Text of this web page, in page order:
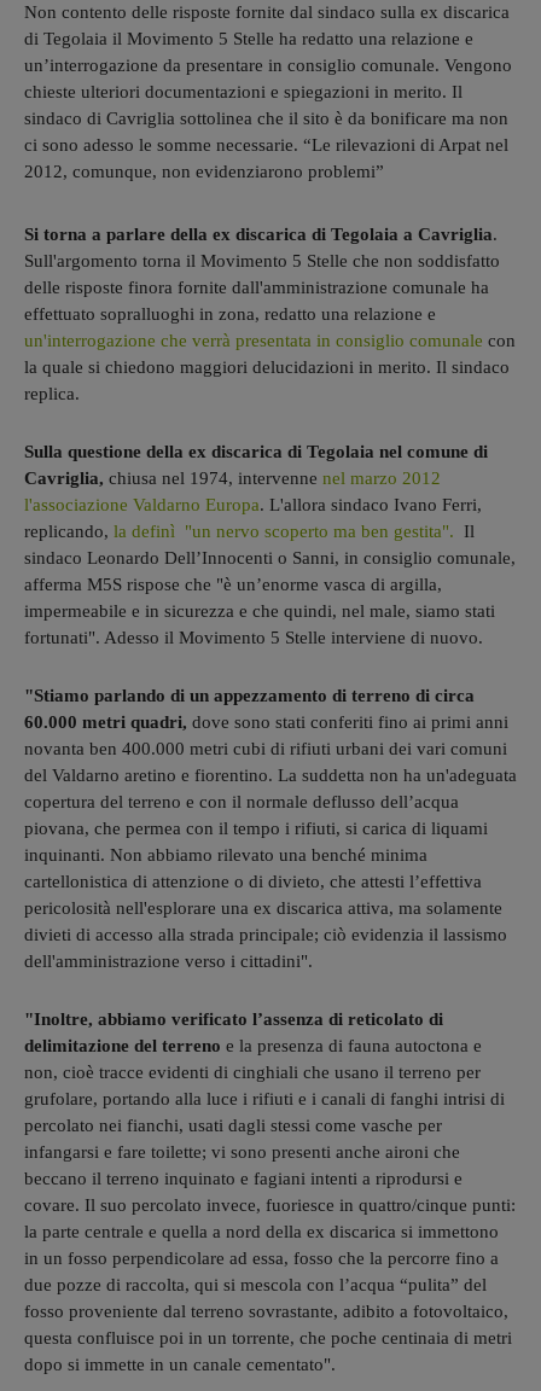
Non contento delle risposte fornite dal sindaco sulla ex discarica
di Tegolaia il Movimento 5 Stelle ha redatto una relazione e
un’interrogazione da presentare in consiglio comunale. Vengono
chieste ulteriori documentazioni e spiegazioni in merito. Il
sindaco di Cavriglia sottolinea che il sito è da bonificare ma non
ci sono adesso le somme necessarie. “Le rilevazioni di Arpat nel
2012, comunque, non evidenziarono problemi”
Si torna a parlare della ex discarica di Tegolaia a Cavriglia.
Sull'argomento torna il Movimento 5 Stelle che non soddisfatto
delle risposte finora fornite dall'amministrazione comunale ha
effettuato sopralluoghi in zona, redatto una relazione e
un'interrogazione che verrà presentata in consiglio comunale con
la quale si chiedono maggiori delucidazioni in merito. Il sindaco
replica.
Sulla questione della ex discarica di Tegolaia nel comune di
Cavriglia, chiusa nel 1974, intervenne nel marzo 2012
l'associazione Valdarno Europa. L'allora sindaco Ivano Ferri,
replicando, la definì "un nervo scoperto ma ben gestita".
Il
sindaco Leonardo Dell’Innocenti o Sanni, in consiglio comunale,
afferma M5S rispose che "è un’enorme vasca di argilla,
impermeabile e in sicurezza e che quindi, nel male, siamo stati
fortunati". Adesso il Movimento 5 Stelle interviene di nuovo.
"Stiamo parlando di un appezzamento di terreno di circa
60.000 metri quadri, dove sono stati conferiti fino ai primi anni
novanta ben 400.000 metri cubi di rifiuti urbani dei vari comuni
del Valdarno aretino e fiorentino. La suddetta non ha un'adeguata
copertura del terreno e con il normale deflusso dell’acqua
piovana, che permea con il tempo i rifiuti, si carica di liquami
inquinanti. Non abbiamo rilevato una benché minima
cartellonistica di attenzione o di divieto, che attesti l’effettiva
pericolosità nell'esplorare una ex discarica attiva, ma solamente
divieti di accesso alla strada principale; ciò evidenzia il lassismo
dell'amministrazione verso i cittadini".
"Inoltre, abbiamo verificato l’assenza di reticolato di
delimitazione del terreno e la presenza di fauna autoctona e
non, cioè tracce evidenti di cinghiali che usano il terreno per
grufolare, portando alla luce i rifiuti e i canali di fanghi intrisi di
percolato nei fianchi, usati dagli stessi come vasche per
infangarsi e fare toilette; vi sono presenti anche aironi che
beccano il terreno inquinato e fagiani intenti a riprodursi e
covare. Il suo percolato invece, fuoriesce in quattro/cinque punti:
la parte centrale e quella a nord della ex discarica si immettono
in un fosso perpendicolare ad essa, fosso che la percorre fino a
due pozze di raccolta, qui si mescola con l’acqua “pulita” del
fosso proveniente dal terreno sovrastante, adibito a fotovoltaico,
questa confluisce poi in un torrente, che poche centinaia di metri
dopo si immette in un canale cementato".